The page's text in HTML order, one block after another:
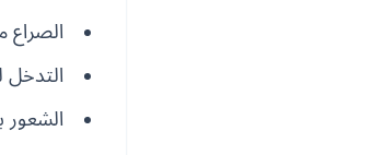
الصراع
الشعور